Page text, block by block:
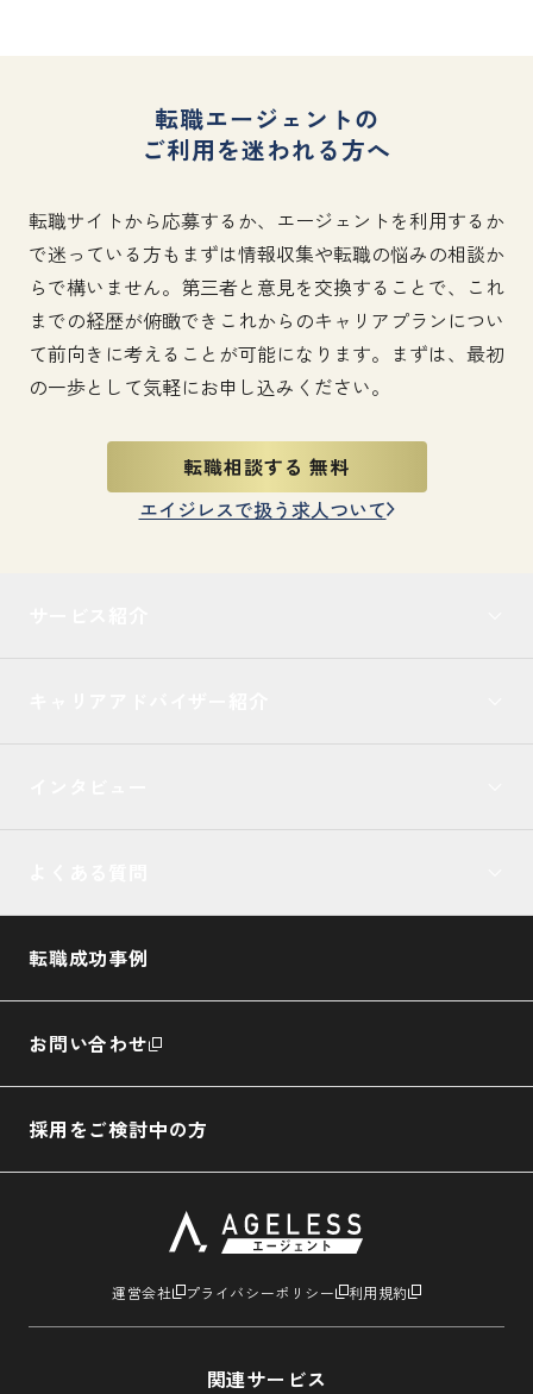
転職エージェントの
ご利用を迷われる方へ
転職サイトから応募するか、エージェントを利用するか
で迷っている方もまずは情報収集や転職の悩みの相談か
らで構いません。 第三者と意見を交換することで、これ
までの経歴が俯瞰できこれからのキャリアプランについ
て前向きに考えることが可能になります。 まずは、最初
の一歩として気軽にお申し込みください。
転職相談する 無料
エイジレスで扱う求人ついて
転職成功事例
お問い合わせ
採用をご検討中の方
運営会社 プライバシーポリシー 利用規約
関連サービス